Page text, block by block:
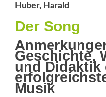
Huber, Harald
Der Song
Geschichte,
und Didaktik
Musik